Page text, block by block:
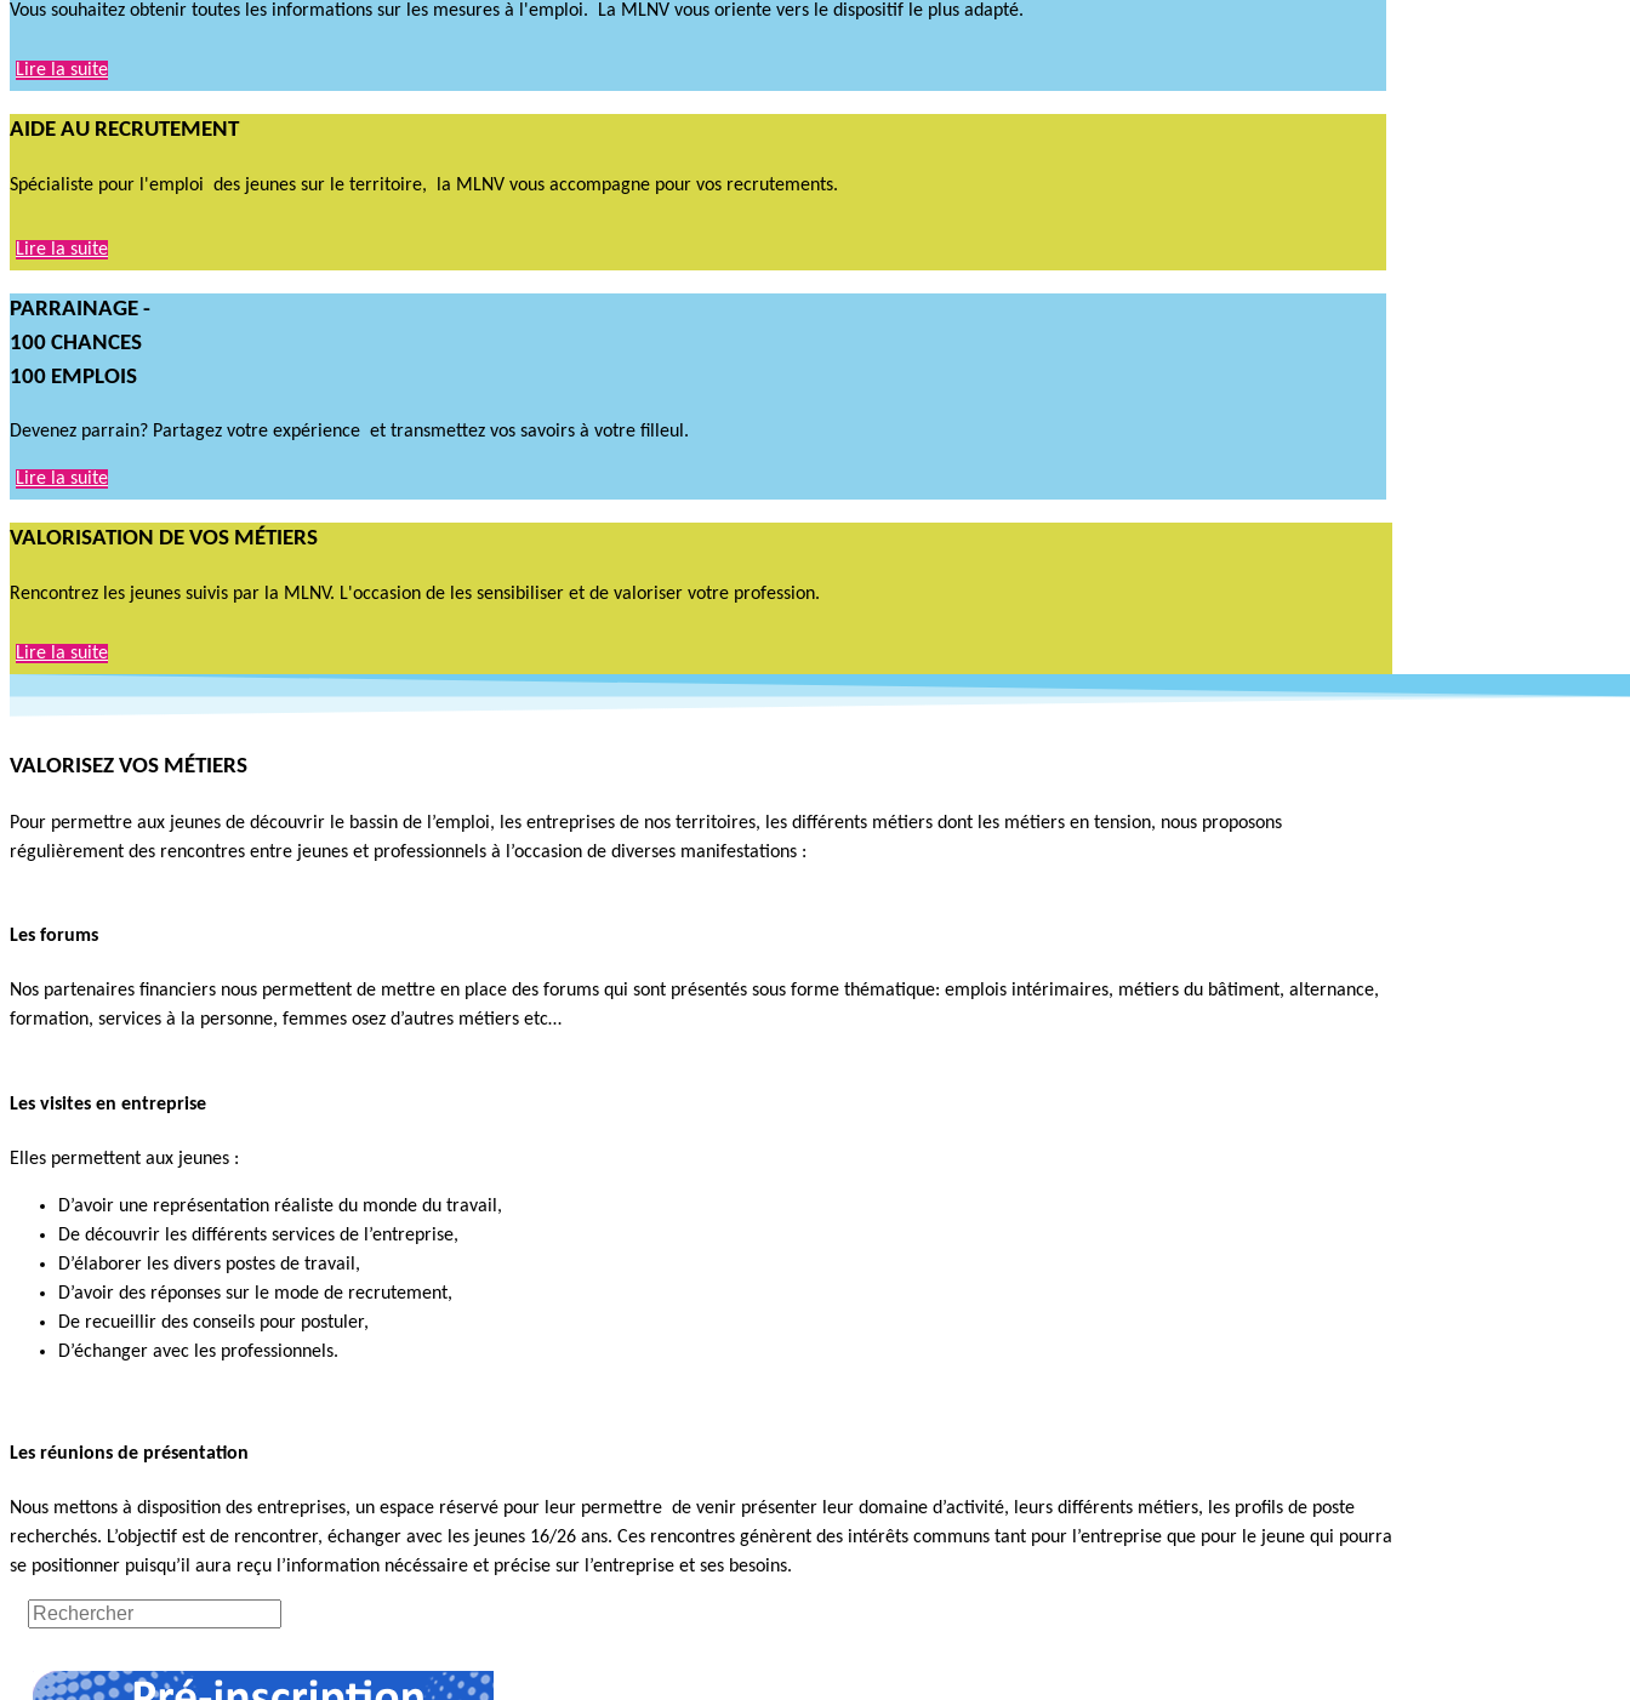
Vous souhaitez obtenir toutes les informations sur les mesures à l'emploi. La MLNV vous oriente vers le dispositif le plus adapté.
Lire la suite
AIDE AU RECRUTEMENT
Spécialiste pour l'emploi des jeunes sur le territoire, la MLNV vous accompagne pour vos recrutements.
Lire la suite
PARRAINAGE -
100 CHANCES
100 EMPLOIS
Devenez parrain? Partagez votre expérience et transmettez vos savoirs à votre filleul.
Lire la suite
VALORISATION DE VOS MÉTIERS
Rencontrez les jeunes suivis par la MLNV. L'occasion de les sensibiliser et de valoriser votre profession.
Lire la suite
VALORISEZ VOS MÉTIERS​
Pour permettre aux jeunes de découvrir le bassin de l’emploi, les entreprises de nos territoires, les différents métiers dont les métiers en tension, nous proposons
régulièrement des rencontres entre jeunes et professionnels à l’occasion de diverses manifestations :
Les forums
Nos partenaires financiers nous permettent de mettre en place des forums qui sont présentés sous forme thématique: emplois intérimaires, métiers du bâtiment, alternance,
formation, services à la personne, femmes osez d’autres métiers etc…
Les visites en entreprise
Elles permettent aux jeunes :
D’avoir une représentation réaliste du monde du travail,
De découvrir les différents services de l’entreprise,
D’élaborer les divers postes de travail,
D’avoir des réponses sur le mode de recrutement,
De recueillir des conseils pour postuler,
D’échanger avec les professionnels.
Les réunions de présentation
Nous mettons à disposition des entreprises, un espace réservé pour leur permettre de venir présenter leur domaine d’activité, leurs différents métiers, les profils de poste
recherchés. L’objectif est de rencontrer, échanger avec les jeunes 16/26 ans. Ces rencontres génèrent des intérêts communs tant pour l’entreprise que pour le jeune qui pourra
se positionner puisqu’il aura reçu l’information nécéssaire et précise sur l’entreprise et ses besoins.